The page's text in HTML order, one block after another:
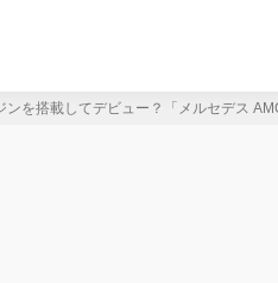
ンを搭載してデビュー？「メルセデス